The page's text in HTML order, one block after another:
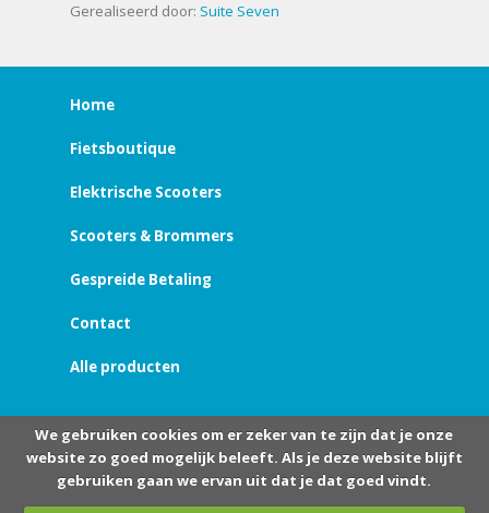
Gerealiseerd door: Suite Seven
Home
Fietsboutique
Elektrische Scooters
Scooters & Brommers
Gespreide Betaling
Contact
Alle producten
We gebruiken cookies om er zeker van te zijn dat je onze
website zo goed mogelijk beleeft. Als je deze website blijft
gebruiken gaan we ervan uit dat je dat goed vindt.